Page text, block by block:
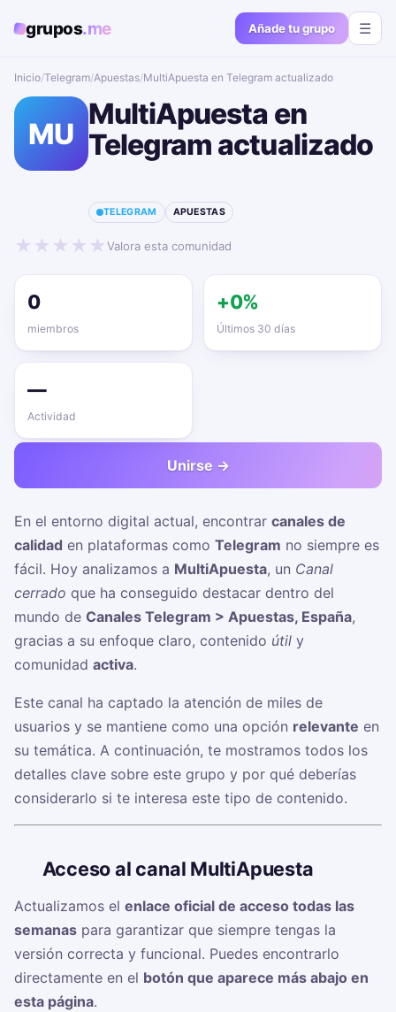
grupos.me Añade tu grupo ☰
Inicio/Telegram/Apuestas/MultiApuesta en Telegram actualizado📱🔥
MU
MultiApuesta en
Telegram actualizado
TELEGRAM APUESTAS
★ ★ ★ ★ ★Valora esta comunidad
0
miembros
+0%
Últimos 30 días
—
Actividad
Unirse →
En el entorno digital actual, encontrar canales de
calidad en plataformas como Telegram no siempre es
fácil. Hoy analizamos a MultiApuesta, un Canal
cerrado que ha conseguido destacar dentro del
mundo de Canales Telegram > Apuestas, España,
gracias a su enfoque claro, contenido útil y
comunidad activa.
Este canal ha captado la atención de miles de
usuarios y se mantiene como una opción relevante en
su temática. A continuación, te mostramos todos los
detalles clave sobre este grupo y por qué deberías
considerarlo si te interesa este tipo de contenido.
Acceso al canal MultiApuesta
Actualizamos el enlace oficial de acceso todas las
semanas para garantizar que siempre tengas la
versión correcta y funcional. Puedes encontrarlo
directamente en el botón que aparece más abajo en
esta página.